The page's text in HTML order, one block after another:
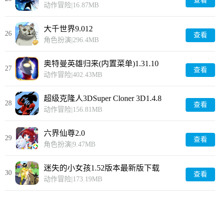
动作冒险 16.87MB
26
大千世界9.012
角色扮演 296.4MB
查看
27
奥特曼英雄归来(内置菜单)1.31.10
动作冒险 402.43MB
查看
28
超级克隆人3DSuper Cloner 3D1.4.8
动作冒险 156.81MB
查看
29
六界仙尊2.0
角色扮演 9.47MB
查看
30
迷失的小女孩1.52版本最新版下载
20251.1.3
动作冒险 173.19MB
查看